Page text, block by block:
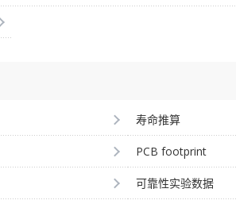
寿命推算
PCB footprint
可靠性实验数据